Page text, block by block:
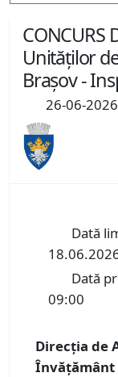
CONCURS
Unităților
Brașov -
26-06-
Dată
Dată
09:00
Direcția de
Învățământ